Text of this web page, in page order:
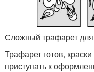
Сложный трафарет для
Трафарет готов,
приступать к